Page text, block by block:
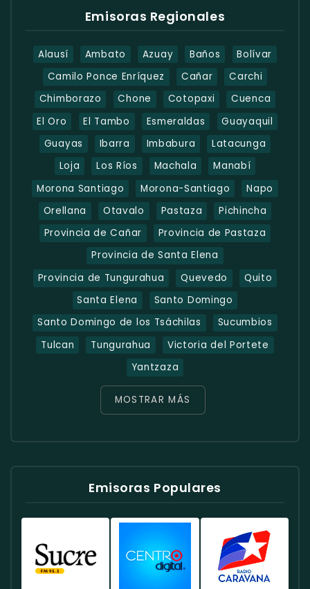
Emisoras Regionales
Alausí Ambato Azuay Baños
Bolívar
Camilo Ponce Enríquez
Cañar
Carchi
Chimborazo
Chone Cotopaxi
Cuenca
El Oro
El Tambo Esmeraldas
Guayaquil
Guayas
Ibarra Imbabura
Latacunga
Loja
Los Ríos Machala
Manabí
Morona Santiago
Morona-Santiago
Napo
Orellana
Otavalo Pastaza
Pichincha
Provincia de Cañar
Provincia de Pastaza
Provincia de Santa Elena
Provincia de Tungurahua
Quevedo
Quito
Santa Elena
Santo Domingo
Santo Domingo de los Tsáchilas
Sucumbios
Tulcan
Tungurahua
Victoria del Portete
Yantzaza
MOSTRAR MÁS
Emisoras Populares